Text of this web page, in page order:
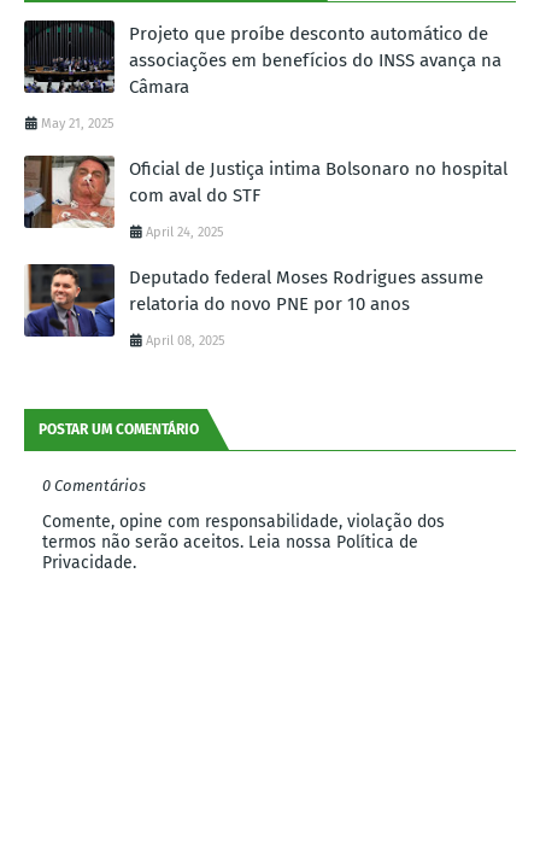
Projeto que proíbe desconto automático de
associações em benefícios do INSS avança na
Câmara
May 21, 2025
Oficial de Justiça intima Bolsonaro no hospital
com aval do STF
April 24, 2025
Deputado federal Moses Rodrigues assume
relatoria do novo PNE por 10 anos
April 08, 2025
POSTAR UM COMENTÁRIO
0 Comentários
Comente, opine com responsabilidade, violação dos
termos não serão aceitos. Leia nossa Política de
Privacidade.